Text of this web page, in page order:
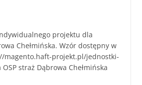
projektu dla
Chełmińska. Wzór dostępny w
magento.haft-projekt.pl/jednostki-
straż Dąbrowa Chełmińska